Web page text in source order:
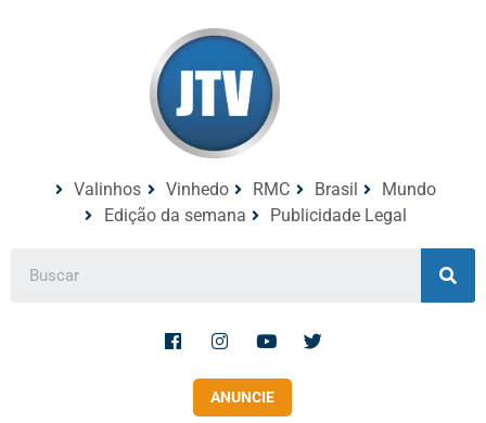
Valinhos Vinhedo RMC Brasil
Mundo
Edição da semana
Publicidade Legal
ANUNCIE